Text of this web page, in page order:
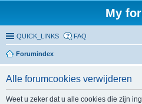
My
QUICK_LINKS FAQ
Forumindex
Alle forumcookies verwijderen
Weet u zeker dat u alle cookies die zijn